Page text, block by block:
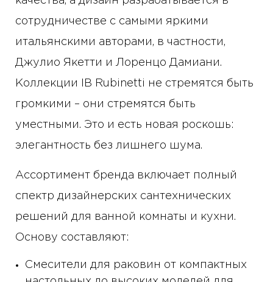
сотрудничестве с самыми яркими
итальянскими авторами, в частности,
Джулио Якетти и Лоренцо Дамиани.
Коллекции IB Rubinetti не стремятся быть
громкими – они стремятся быть
уместными. Это и есть новая роскошь:
элегантность без лишнего шума.
Ассортимент бренда включает полный
спектр дизайнерских сантехнических
решений для ванной комнаты и кухни.
Основу составляют:
Смесители для раковин от компактных